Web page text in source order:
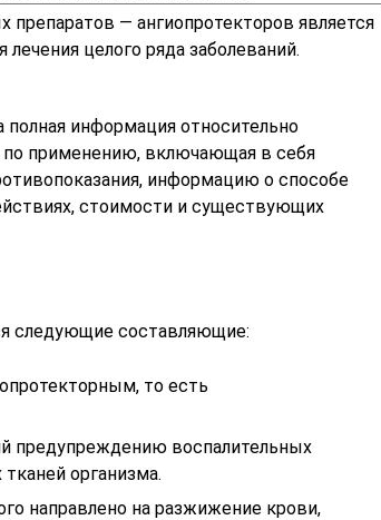
— ангиопротекторов является
целого ряда заболеваний.
информация относительно
по применению, включающая в себя
информацию о способе
стоимости и существующих
следующие составляющие:
то есть
предупреждению воспалительных
организма.
направлено на разжижение крови,